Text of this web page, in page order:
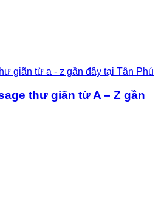
thư giãn từ A – Z gần